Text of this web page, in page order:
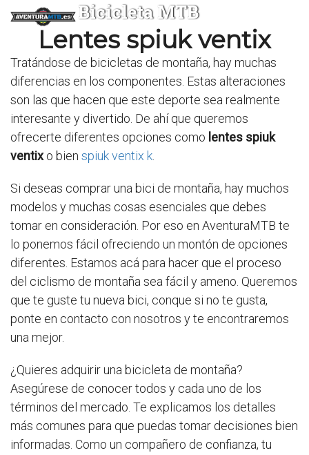
Bicicleta MTB
Lentes spiuk ventix
Tratándose de bicicletas de montaña, hay muchas
diferencias en los componentes. Estas alteraciones
son las que hacen que este deporte sea realmente
interesante y divertido. De ahí que queremos
ofrecerte diferentes opciones como lentes spiuk
ventixo bien spiuk ventix k
Si deseas comprar una bici de montaña, hay muchos
modelos y muchas cosas esenciales que debes
tomar en consideración. Por eso en AventuraMTB te
lo ponemos fácil ofreciendo un montón de opciones
diferentes. Estamos acá para hacer que el proceso
del ciclismo de montaña sea fácil y ameno. Queremos
que te guste tu nueva bici, conque si no te gusta,
ponte en contacto con nosotros y te encontraremos
una mejor.
¿Quieres adquirir una bicicleta de montaña?
Asegúrese de conocer todos y cada uno de los
términos del mercado. Te explicamos los detalles
más comunes para que puedas tomar decisiones bien
informadas. Como un compañero de confianza, tu